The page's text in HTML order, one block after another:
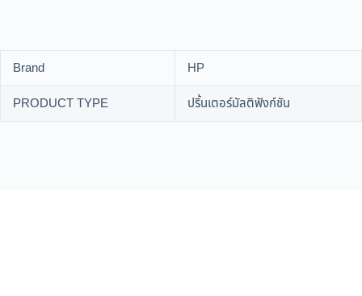
Brand
HP
PRODUCT TYPE
ปริ้นเตอร์มัลติฟังก์ชัน